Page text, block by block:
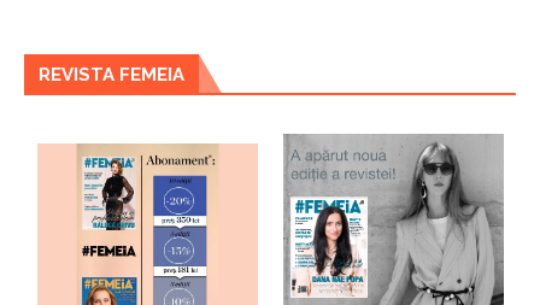
REVISTA FEMEIA